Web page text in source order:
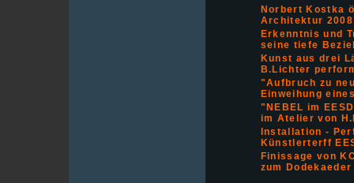
Norbert Kostka
Architektur
Erkenntnis und
seine tiefe
Kunst aus drei
B.Lichter
"Aufbruch zu
Einweihung
"NEBEL im
im Atelier von
Installation -
Künstlerterff
Finissage von
zum Dodekaeder